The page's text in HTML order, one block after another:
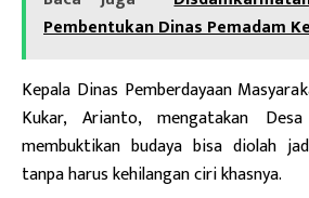
Pembentukan Dinas Pemadam
Kepala Dinas Pemberdayaan
Kukar, Arianto, mengatakan
membuktikan budaya bisa diolah
tanpa harus kehilangan ciri khasnya.